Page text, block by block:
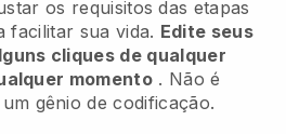
os requisitos das etapas
facilitar sua vida. Edite seus
cliques de qualquer
momento . Não é
gênio de codificação.